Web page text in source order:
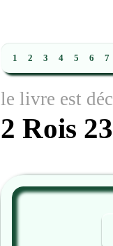
1 2 3 4 5 6 7
le livre est
2 Rois 23